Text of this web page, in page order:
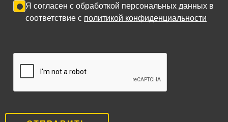
Я согласен с обработкой персональных данных в
соответствие с политикой конфиденциальности